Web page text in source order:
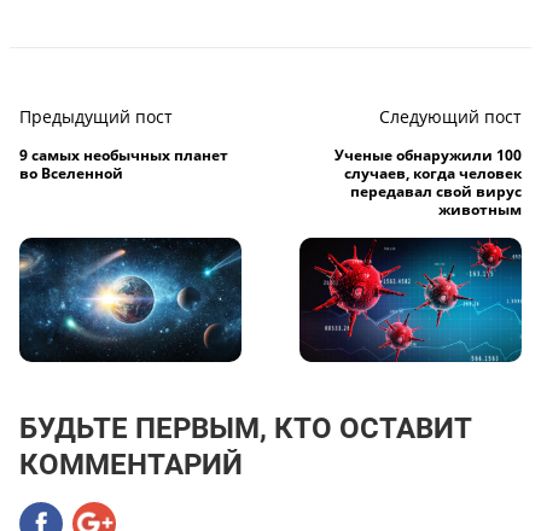
Предыдущий пост
9 самых необычных планет
во Вселенной
Следующий пост
Ученые обнаружили 100
случаев, когда человек
передавал свой вирус
животным
БУДЬТЕ ПЕРВЫМ, КТО ОСТАВИТ
КОММЕНТАРИЙ